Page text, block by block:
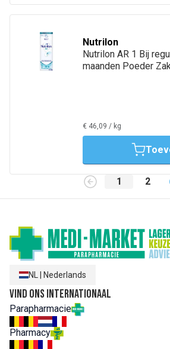
Nutrilon
Nutrilon AR 1 Bij
maanden Poeder
€ 46,09 / kg
1 2
NL Nederlands
Vind ons internationaal
Parapharmacie
Pharmacy